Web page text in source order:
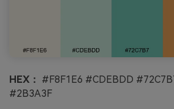
HEX： #F8F1E6 #CDEBDD
#2B3A3F